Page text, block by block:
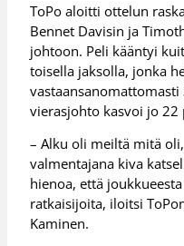
ToPo aloitti ottelun
Bennet Davisin ja
johtoon. Peli kääntyi
toisella jaksolla, jonka
vierasjohto kasvoi jo 22
– Alku oli meiltä mitä
valmentajana kiva
hienoa, että
ratkaisijoita, iloitsi
Kaminen.